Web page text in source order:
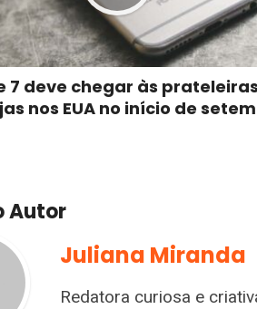
7 deve chegar às prateleiras
nos EUA no início de
Autor
Juliana Miranda
Redatora curiosa e